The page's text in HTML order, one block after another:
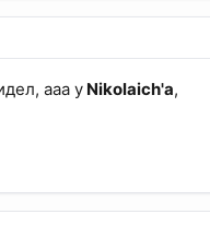
ааа у Nikolaich'a,